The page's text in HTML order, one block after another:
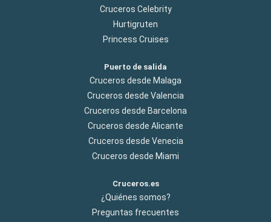
Cruceros Celebrity
Hurtigruten
Princess Cruises
Puerto de salida
Cruceros desde Malaga
Cruceros desde Valencia
Cruceros desde Barcelona
Cruceros desde Alicante
Cruceros desde Venecia
Cruceros desde Miami
Cruceros.es
¿Quiénes somos?
Preguntas frecuentes